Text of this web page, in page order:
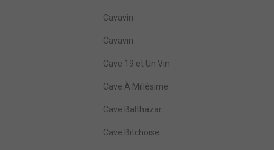
Cavavin
Cavavin
Cave 19 et Un Vin
Cave À Millésime
Cave Balthazar
Cave Bitchoise